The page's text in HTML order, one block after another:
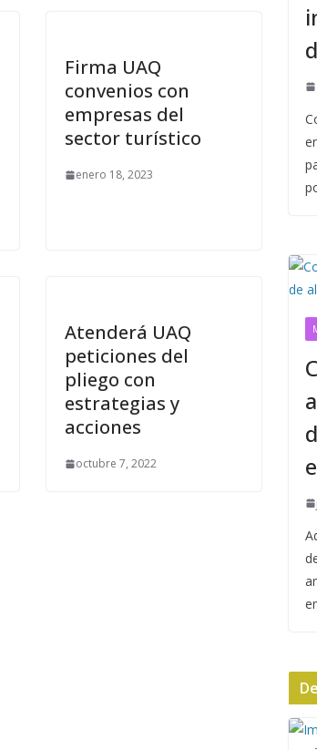
Firma UAQ
convenios con
empresas del
sector turístico
enero 18, 2023
Atenderá UAQ
peticiones del
pliego con
estrategias y
acciones
octubre 7, 2022